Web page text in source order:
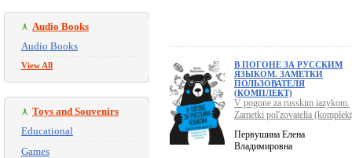
Audio Books
Audio Books
View All
Toys and Souvenirs
Educational
Games
В ПОГОНЕ ЗА РУССКИМ
ЯЗЫКОМ. ЗАМЕТКИ
ПОЛЬЗОВАТЕЛЯ
(КОМПЛЕКТ)
V pogone za russkim iazykom.
Zametki pol'zovatelia
Первушина Елена
Владимировна